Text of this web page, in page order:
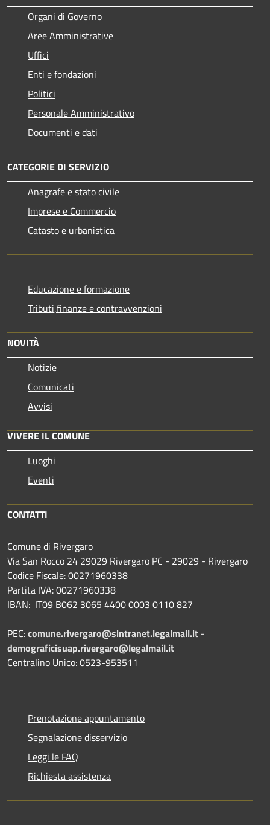
Organi di Governo
Aree Amministrative
Uffici
Enti e fondazioni
Politici
Personale Amministrativo
Documenti e dati
CATEGORIE DI SERVIZIO
Anagrafe e stato civile
Imprese e Commercio
Catasto e urbanistica
Educazione e formazione
Tributi,finanze e contravvenzioni
NOVITÀ
Notizie
Comunicati
Avvisi
VIVERE IL COMUNE
Luoghi
Eventi
CONTATTI
Comune di Rivergaro
Via San Rocco 24 29029 Rivergaro PC - 29029 - Rivergaro
Codice Fiscale: 00271960338
Partita IVA: 00271960338
IBAN: IT09 B062 3065 4400 0003 0110 827
PEC:comune.rivergaro@sintranet.legalmail.it -
demograficisuap.rivergaro@legalmail.it
Centralino Unico: 0523-953511
Prenotazione appuntamento
Segnalazione disservizio
Leggi le FAQ
Richiesta assistenza